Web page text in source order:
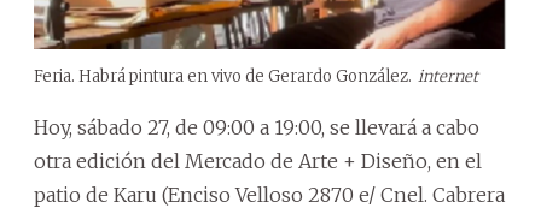
Feria. Habrá pintura en vivo de Gerardo González. internet
Hoy, sábado 27, de 09:00 a 19:00, se llevará a cabo
otra edición del Mercado de Arte + Diseño, en el
patio de Karu (Enciso Velloso 2870 e/ Cnel. Cabrera